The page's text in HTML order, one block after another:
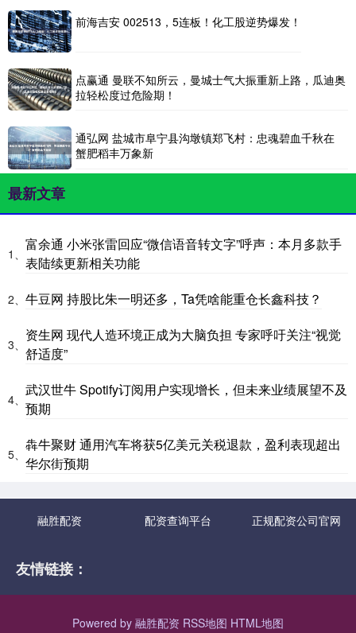
前海吉安 002513，5连板！化工股逆势爆发！
点赢通 曼联不知所云，曼城士气大振重新上路，瓜迪奥
拉轻松度过危险期！
通弘网 盐城市阜宁县沟墩镇郑飞村：忠魂碧血千秋在
蟹肥稻丰万象新
最新文章
1、
富余通 小米张雷回应“微信语音转文字”呼声：本月多款手
表陆续更新相关功能
2、 牛豆网 持股比朱一明还多，Ta凭啥能重仓长鑫科技？
3、
资生网 现代人造环境正成为大脑负担 专家呼吁关注“视觉
舒适度”
4、
武汉世牛 Spotify订阅用户实现增长，但未来业绩展望不及
预期
5、
犇牛聚财 通用汽车将获5亿美元关税退款，盈利表现超出
华尔街预期
融胜配资 配资查询平台 正规配资公司官网
友情链接：
Powered by 融胜配资 RSS地图 HTML地图